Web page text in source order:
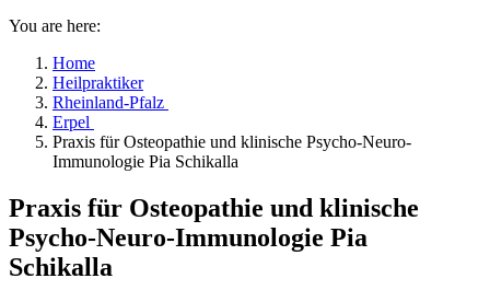
You are here:
Home
Heilpraktiker
Rheinland-Pfalz
Erpel
Praxis für Osteopathie und klinische Psycho-Neuro-
Immunologie Pia Schikalla
Praxis für Osteopathie und klinische
Psycho-Neuro-Immunologie Pia
Schikalla